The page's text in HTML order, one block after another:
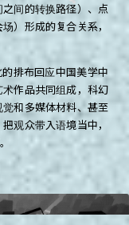
间的转换路径）、点
）形成的复合关系，
排布回应中国美学中
作品共同组成，科幻
和多媒体材料、甚至
观众带入语境当中，